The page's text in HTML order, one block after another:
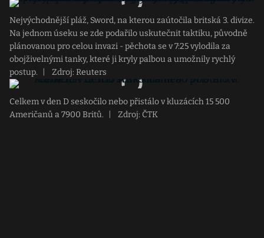
Nejvýchodnější pláž, Sword, na kterou zaútočila britská 3. divize.
Na jednom úseku se zde podařilo uskutečnit taktiku, původně
plánovanou pro celou invazi - pěchota se v 7:25 vylodila za
obojživelnými tanky, které ji kryly palbou a umožnily rychlý
postup.
Zdroj: Reuters
Celkem v den D seskočilo nebo přistálo v kluzácích 15 500
Američanů a 7900 Britů.
Zdroj: ČTK